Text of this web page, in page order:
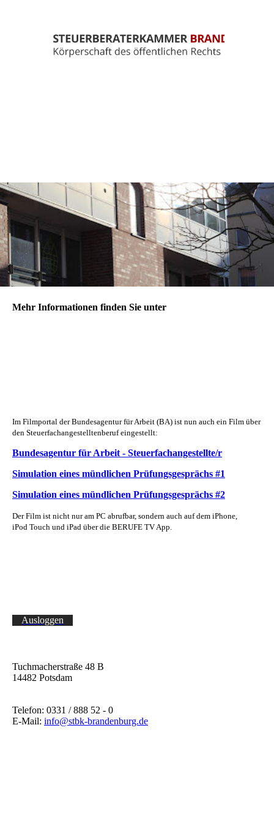
Mehr Informationen finden Sie unter
Im Filmportal der Bundesagentur für Arbeit (BA) ist nun auch ein Film über
den Steuerfachangestelltenberufeingestellt:
Bundesagentur für Arbeit - Steuerfachangestellte/r
Simulation eines mündlichen Prüfungsgesprächs #1
Simulation eines mündlichen Prüfungsgesprächs #2
Der Film ist nicht nur am PC abrufbar, sondern auch auf dem iPhone,
iPod Touch und iPad über die BERUFE TV App.
Ausloggen
Tuchmacherstraße 48 B
14482 Potsdam
Telefon: 0331 / 888 52 - 0
E-Mail: info@stbk-brandenburg.de